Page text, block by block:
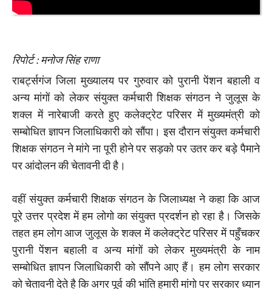
रिपोर्ट : मनोज सिंह राणा
राबर्ट्सगंज जिला मुख्यालय पर गुरुवार को पुरानी पेंशन बहाली व
अन्य मांगों को लेकर संयुक्त कर्मचारी शिक्षक संगठन ने जुलूस के
शक्ल में नारेबाजी करते हुए कलेक्ट्रेट परिसर में मुख्यमंत्री को
सम्बोधित ज्ञापन जिलाधिकारी को सौंपा। इस दौरान संयुक्त कर्मचारी
शिक्षक संगठन ने मांगे ना पूरी होने पर सड़को पर उतर कर बड़े पैमाने
पर आंदोलन की चेतावनी दी है।
वहीं संयुक्त कर्मचारी शिक्षक संगठन के जिलाध्यक्ष ने कहा कि आज
पूरे उत्तर प्रदेश में हम लोगो का संयुक्त प्रदर्शन हो रहा है। जिसके
तहत हम लोग आज जुलूस के शक्ल में कलेक्ट्रेट परिसर में पहुँचकर
पुरानी पेंशन बहाली व अन्य मांगों को लेकर मुख्यमंत्री के नाम
सम्बोधित ज्ञापन जिलाधिकारी को सौंपने आए हैं। हम लोग सरकार
को चेतावनी देते है कि अगर पूर्व की भांति हमारी मांगो पर सरकार ध्यान